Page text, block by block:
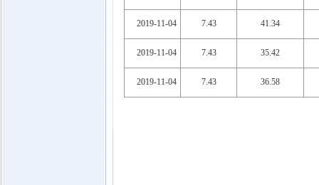
2019-11-04 7.43 41.34
2019-11-04 7.43 35.42
2019-11-04 7.43 36.58